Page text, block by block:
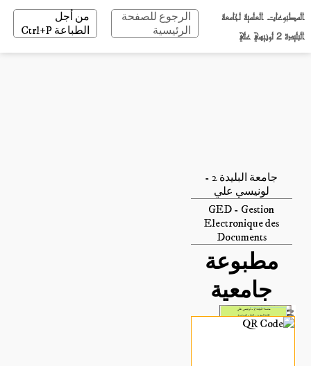
المطبوعات العلمية لجامعة
البليدة 2 لونيسي علي
الرجوع للصفحة
الرئيسية
من أجل
الطباعة Ctrl+P
جامعة البليدة 2 -
لونيسي علي
GED - Gestion
Electronique des
Documents
مطبوعة
جامعية